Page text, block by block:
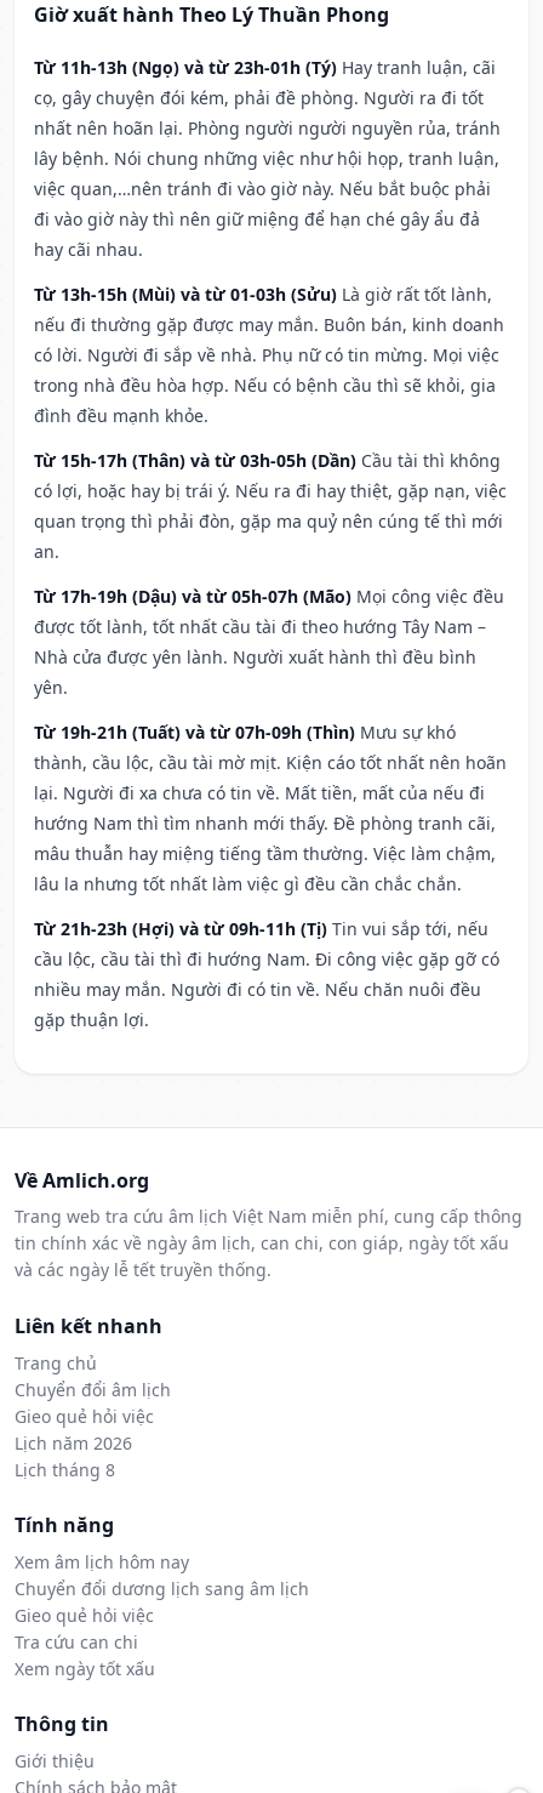
Giờ xuất hành Theo Lý Thuần Phong
Từ 11h-13h (Ngọ) và từ 23h-01h (Tý) Hay tranh luận, cãi
cọ, gây chuyện đói kém, phải đề phòng. Người ra đi tốt
nhất nên hoãn lại. Phòng người người nguyền rủa, tránh
lây bệnh. Nói chung những việc như hội họp, tranh luận,
việc quan,…nên tránh đi vào giờ này. Nếu bắt buộc phải
đi vào giờ này thì nên giữ miệng để hạn ché gây ẩu đả
hay cãi nhau.
Từ 13h-15h (Mùi) và từ 01-03h (Sửu) Là giờ rất tốt lành,
nếu đi thường gặp được may mắn. Buôn bán, kinh doanh
có lời. Người đi sắp về nhà. Phụ nữ có tin mừng. Mọi việc
trong nhà đều hòa hợp. Nếu có bệnh cầu thì sẽ khỏi, gia
đình đều mạnh khỏe.
Từ 15h-17h (Thân) và từ 03h-05h (Dần) Cầu tài thì không
có lợi, hoặc hay bị trái ý. Nếu ra đi hay thiệt, gặp nạn, việc
quan trọng thì phải đòn, gặp ma quỷ nên cúng tế thì mới
an.
Từ 17h-19h (Dậu) và từ 05h-07h (Mão) Mọi công việc đều
được tốt lành, tốt nhất cầu tài đi theo hướng Tây Nam –
Nhà cửa được yên lành. Người xuất hành thì đều bình
yên.
Từ 19h-21h (Tuất) và từ 07h-09h (Thìn) Mưu sự khó
thành, cầu lộc, cầu tài mờ mịt. Kiện cáo tốt nhất nên hoãn
lại. Người đi xa chưa có tin về. Mất tiền, mất của nếu đi
hướng Nam thì tìm nhanh mới thấy. Đề phòng tranh cãi,
mâu thuẫn hay miệng tiếng tầm thường. Việc làm chậm,
lâu la nhưng tốt nhất làm việc gì đều cần chắc chắn.
Từ 21h-23h (Hợi) và từ 09h-11h (Tị) Tin vui sắp tới, nếu
cầu lộc, cầu tài thì đi hướng Nam. Đi công việc gặp gỡ có
nhiều may mắn. Người đi có tin về. Nếu chăn nuôi đều
gặp thuận lợi.
Về Amlich.org
Trang web tra cứu âm lịch Việt Nam miễn phí, cung cấp thông
tin chính xác về ngày âm lịch, can chi, con giáp, ngày tốt xấu
và các ngày lễ tết truyền thống.
Liên kết nhanh
Trang chủ
Chuyển đổi âm lịch
Gieo quẻ hỏi việc
Lịch năm 2026
Lịch tháng 8
Tính năng
Xem âm lịch hôm nay
Chuyển đổi dương lịch sang âm lịch
Gieo quẻ hỏi việc
Tra cứu can chi
Xem ngày tốt xấu
Thông tin
Giới thiệu
Chính sách bảo mật